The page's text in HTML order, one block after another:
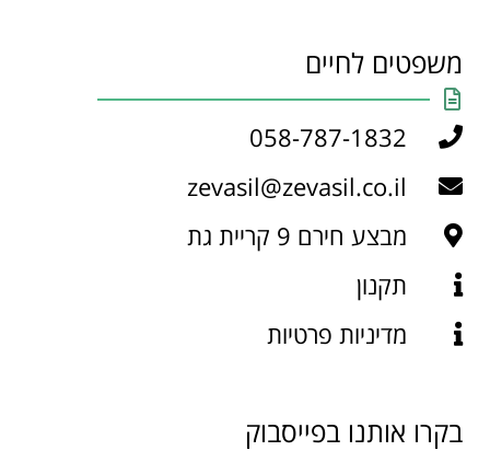
משפטים לחיים
058-787-1832
zevasil@zevasil.co.il
מבצע חירם 9 קריית גת
תקנון
מדיניות פרטיות
בקרו אותנו בפייסבוק